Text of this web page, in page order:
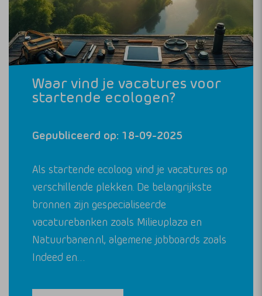
Waar vind je vacatures voor
startende ecologen?
Gepubliceerd op: 18-09-2025
Als startende ecoloog vind je vacatures op
verschillende plekken. De belangrijkste
bronnen zijn gespecialiseerde
vacaturebanken zoals Milieuplaza en
Natuurbanen.nl, algemene jobboards zoals
Indeed en…